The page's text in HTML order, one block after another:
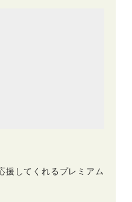
援してくれるプレミアム